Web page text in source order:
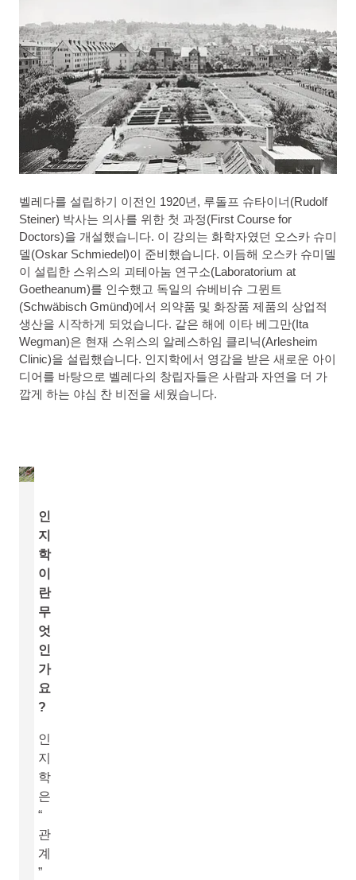
벨레다를 설립하기 이전인 1920년, 루돌프 슈타이너(Rudolf
Steiner) 박사는 의사를 위한 첫 과정(First Course for
Doctors)을 개설했습니다. 이 강의는 화학자였던 오스카 슈미
델(Oskar Schmiedel)이 준비했습니다. 이듬해 오스카 슈미델
이 설립한 스위스의 괴테아눔 연구소(Laboratorium at
Goetheanum)를 인수했고 독일의 슈베비슈 그뮌트
(Schwäbisch Gmünd)에서 의약품 및 화장품 제품의 상업적
생산을 시작하게 되었습니다. 같은 해에 이타 베그만(Ita
Wegman)은 현재 스위스의 알레스하임 클리닉(Arlesheim
Clinic)을 설립했습니다. 인지학에서 영감을 받은 새로운 아이
디어를 바탕으로 벨레다의 창립자들은 사람과 자연을 더 가
깝게 하는 야심 찬 비전을 세웠습니다.
인
지
학
이
란
무
엇
인
가
요
?
인
지
학
은
“
관
계
”